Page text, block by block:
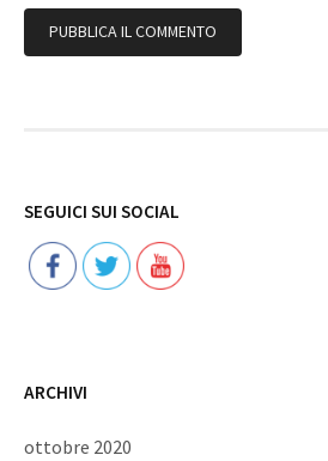
SEGUICI SUI SOCIAL
ARCHIVI
ottobre 2020